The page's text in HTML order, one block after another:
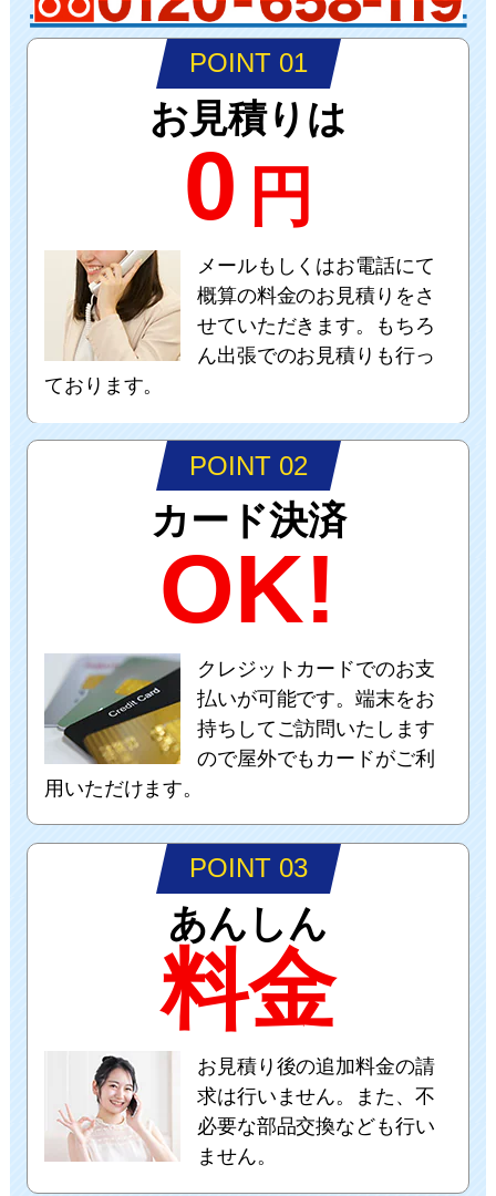
POINT 01
お見積りは
0 円
メールもしくはお電話にて
概算の料金のお見積りをさ
せていただきます。もちろ
ん出張でのお見積りも行っ
ております。
POINT 02
カード決済
OK!
クレジットカードでのお支
払いが可能です。端末をお
持ちしてご訪問いたします
ので屋外でもカードがご利
用いただけます。
POINT 03
あんしん
料金
お見積り後の追加料金の請
求は行いません。また、不
必要な部品交換なども行い
ません。